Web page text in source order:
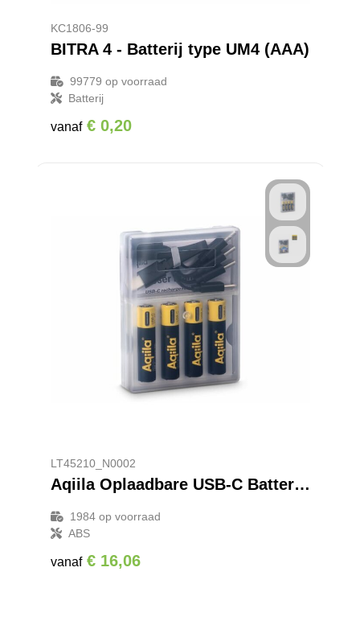
KC1806-99
BITRA 4 - Batterij type UM4 (AAA)
99779 op voorraad
Batterij
vanaf € 0,20
LT45210_N0002
Aqiila Oplaadbare USB-C Batterijen AAA 600mAh 4-pack
1984op voorraad
ABS
vanaf € 16,06